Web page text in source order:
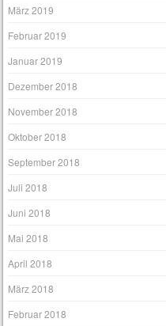
März 2019
Februar 2019
Januar 2019
Dezember 2018
November 2018
Oktober 2018
September 2018
Juli 2018
Juni 2018
Mai 2018
April 2018
März 2018
Februar 2018